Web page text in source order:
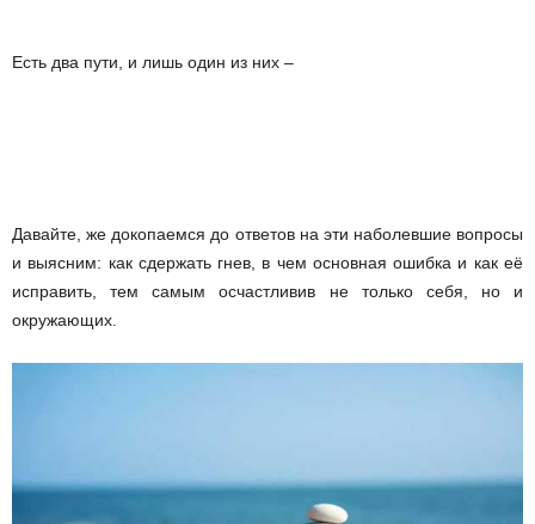
Есть два пути, и лишь один из них –
Давайте, же докопаемся до ответов на эти наболевшие вопросы
и выясним: как сдержать гнев, в чем основная ошибка и как её
исправить, тем самым осчастливив не только себя, но и
окружающих.